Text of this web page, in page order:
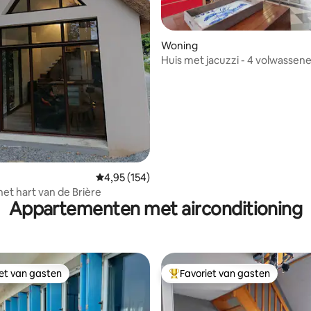
van 4,95 uit 5, 21 recensies
Gemiddelde beoordeling van 4,95 uit 5, 154
4,95 (154)
hart van de Brière
Woning
Huis met jacuzzi - 4
Appartementen met airconditioning
van gasten
van gasten Topfavoriet van gasten
Favoriet van gasten